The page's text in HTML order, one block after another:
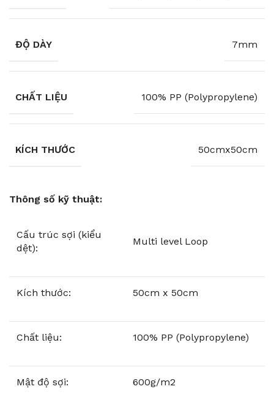
ĐỘ DÀY 7mm
CHẤT LIỆU 100% PP (Polypropylene)
KÍCH THƯỚC 50cmx50cm
Thông số kỹ thuật:
Cấu trúc sợi (kiểu
dệt):
Multi level Loop
Kích thước: 50cm x 50cm
Chất liệu: 100% PP (Polypropylene)
Mật độ sợi: 600g/m2